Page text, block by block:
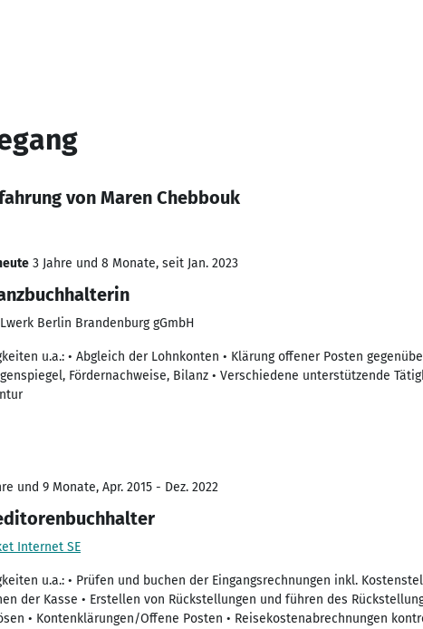
von Maren Chebbouk
3 Jahre und 8 Monate, seit Jan. 2023
Lwerk Berlin Brandenburg gGmbH
u.a.: • Abgleich der Lohnkonten • Klärung offener Posten
Fördernachweise, Bilanz • Verschiedene unterstützende
und 9 Monate, Apr. 2015 - Dez. 2022
Internet SE
u.a.: • Prüfen und buchen der Eingangsrechnungen inkl.
der Kasse • Erstellen von Rückstellungen und führen des
• Kontenklärungen/Offene Posten • Reisekostenabrechnungen